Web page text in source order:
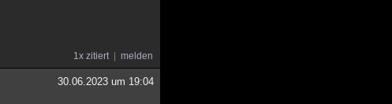
1x zitiert melden
30.06.2023 um 19:04